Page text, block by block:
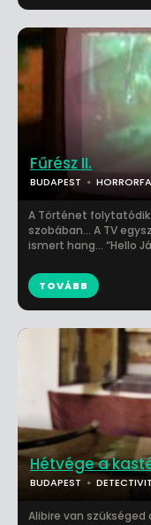
Hétvége a
BUDAPEST
Alibire van szükséged
Fűrész II.
BUDAPEST
A Történet
szobában… A TV
ismert hang… “Hello
TOVÁBB